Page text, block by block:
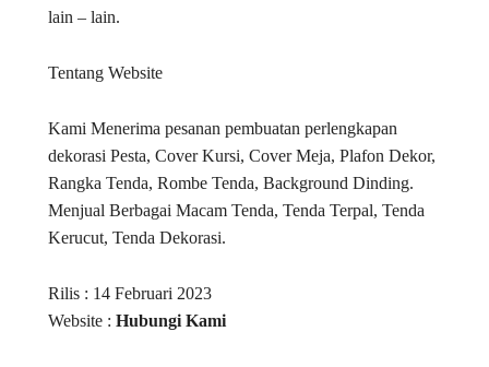
lain – lain.
Tentang Website
Kami Menerima pesanan pembuatan perlengkapan
dekorasi Pesta, Cover Kursi, Cover Meja, Plafon Dekor,
Rangka Tenda, Rombe Tenda, Background Dinding.
Menjual Berbagai Macam Tenda, Tenda Terpal, Tenda
Kerucut, Tenda Dekorasi.
Rilis : 14 Februari 2023
Website : Hubungi Kami